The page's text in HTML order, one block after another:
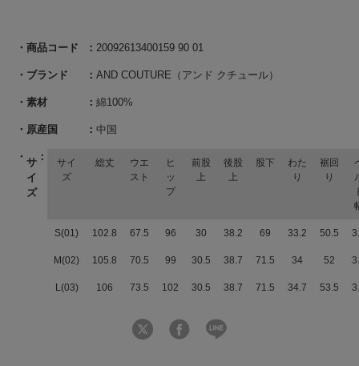
商品コード 20092613400159 90 01
ブランド AND COUTURE（アンド クチュール）
素材 綿100%
原産国 中国
サ
イ
ズ
サイ
ズ
総丈
ウエ
スト
ヒ
ッ
プ
前股
上
後股
上
股下
わた
り
裾回
り
S(01) 102.8 67.5 96 30 38.2 69 33.2 50.5
M(02) 105.8 70.5 99 30.5 38.7 71.5 34 52
L(03) 106 73.5 102 30.5 38.7 71.5 34.7 53.5